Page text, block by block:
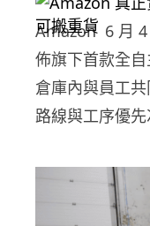
Amazon 6 月
佈旗下首款全
倉庫內與員工
路線與工序優